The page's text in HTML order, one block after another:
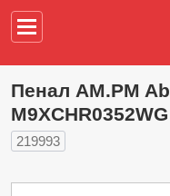
Пенал AM.PM
M9XCHR0352WG
219993